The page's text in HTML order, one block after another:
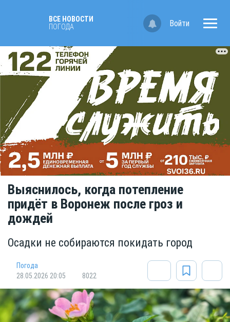
ВСЕ НОВОСТИ
ПОГОДА
Войти
Выяснилось, когда потепление
придёт в Воронеж после гроз и
дождей
Осадки не собираются покидать город
Погода
28.05.2026 20:05
8022